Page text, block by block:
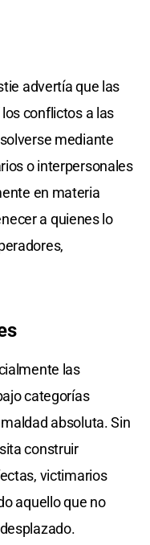
advertía que las
conflictos a las
mediante
o interpersonales
en materia
a quienes lo
las
categorías
absoluta. Sin
construir
victimarios
aquello que no